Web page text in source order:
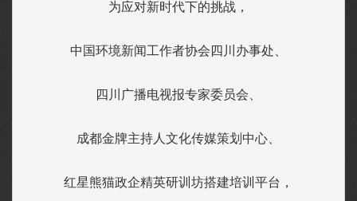
为应对新时代下的挑战，
中国环境新闻工作者协会四川办事处、
四川广播电视报专家委员会、
成都金牌主持人文化传媒策划中心、
红星熊猫政企精英研训坊搭建培训平台，